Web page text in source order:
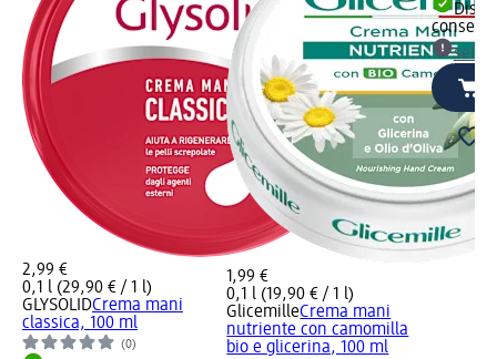
2,99 €
0,1 l (29,90 € / 1 l)
GLYSOLIDCrema mani
classica, 100 ml
(0)
1,99 €
0,1 l (19,90 € / 1 l)
GlicemilleCrema mani
nutriente con camomilla
bio e glicerina, 100 ml